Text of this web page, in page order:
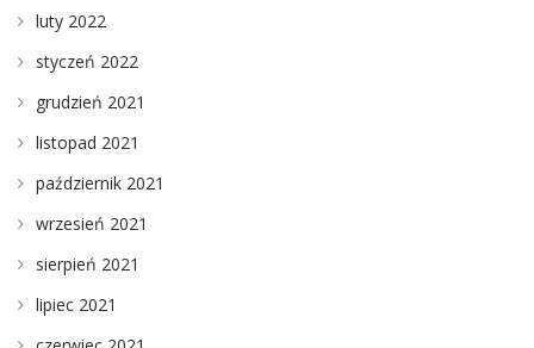
luty 2022
styczeń 2022
grudzień 2021
listopad 2021
październik 2021
wrzesień 2021
sierpień 2021
lipiec 2021